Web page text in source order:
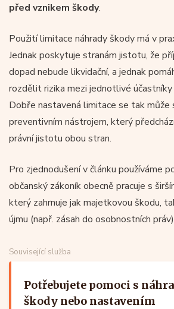
před vznikem škody.
Použití limitace náhrady škody má v
Jednak poskytuje stranám jistotu, že
dopad nebude likvidační, a jednak
rozdělit rizika mezi jednotlivé
Dobře nastavená limitace se tak
preventivním nástrojem, který
právní jistotu obou stran.
Pro zjednodušení v článku používáme
občanský zákoník obecně pracuje s
který zahrnuje jak majetkovou škodu,
újmu (např. zásah do osobnostních
Související služba
Potřebujete pomoci s
škody nebo nastavením